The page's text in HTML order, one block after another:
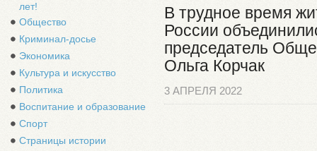
лет!
Общество
Криминал-досье
Экономика
Культура и искусство
Политика
Воспитание и образование
Спорт
Страницы истории
В трудное время
России
председатель
Ольга Корчак
3 АПРЕЛЯ 2022